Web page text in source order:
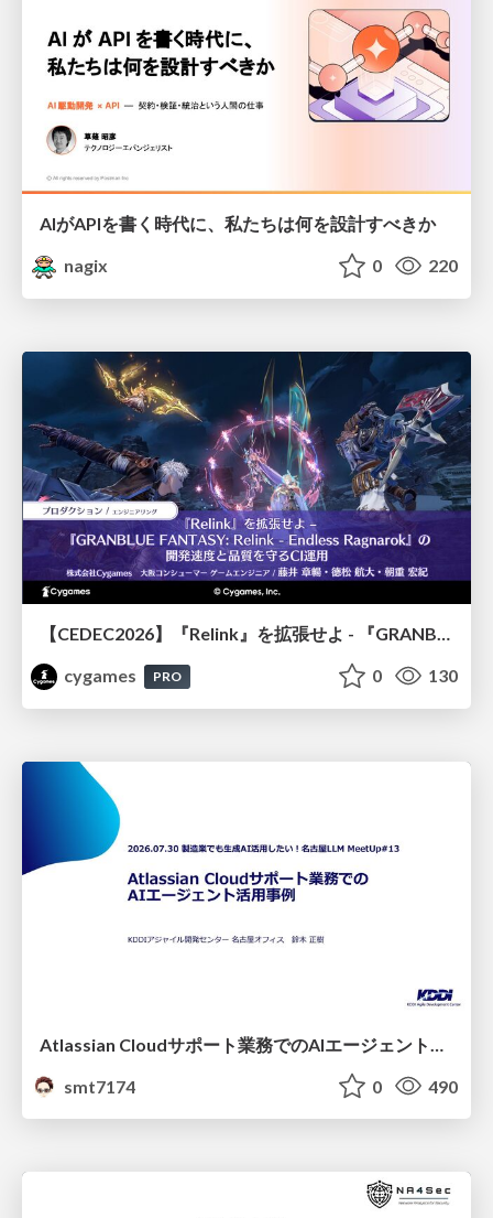
AIがAPIを書く時代に、私たちは何を設計すべきか
nagix
0 220
【CEDEC2026】『Relink』を拡張せよ - 『GRANBLUE FANTASY: Relink - Endless Ragnarok』の開発速度と品質を守るCI運用
cygames
PRO 0 130
smt7174
0 490